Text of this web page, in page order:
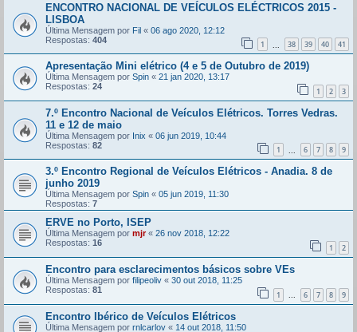
ENCONTRO NACIONAL DE VEÍCULOS ELÉCTRICOS 2015 -
LISBOA
Última Mensagem por Fil « 06 ago 2020, 12:12
Respostas: 404 1 38 39 40 41
Apresentação Mini elétrico (4 e 5 de Outubro de 2019)
Última Mensagem por Spin « 21 jan 2020, 13:17
Respostas: 24 1 2 3
7.º Encontro Nacional de Veículos Elétricos. Torres Vedras.
11 e 12 de maio
Última Mensagem por Inix « 06 jun 2019, 10:44
Respostas: 82 1 6 7 8 9
3.º Encontro Regional de Veículos Elétricos - Anadia. 8 de
junho 2019
Última Mensagem por Spin « 05 jun 2019, 11:30
Respostas: 7
ERVE no Porto, ISEP
Última Mensagem por mjr« 26 nov 2018, 12:22
Respostas: 16 1 2
Encontro para esclarecimentos básicos sobre VEs
Última Mensagem por filipeoliv « 30 out 2018, 11:25
Respostas: 81 1 ... 6 7 8 9
Encontro Ibérico de Veículos Elétricos
Última Mensagem por rnlcarlov « 14 out 2018, 11:50